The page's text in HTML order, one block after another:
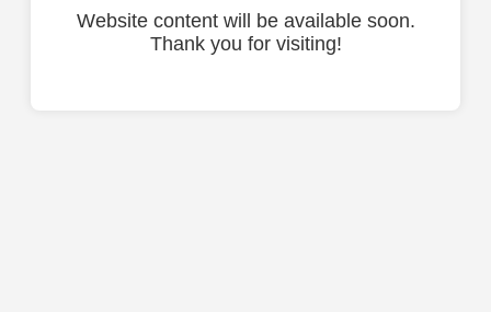
Website content will be available soon.
Thank you for visiting!